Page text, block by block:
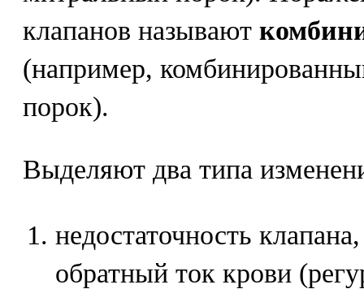
клапанов называют
(например,
порок).
Выделяют два типа
недостаточность
обратный ток крови